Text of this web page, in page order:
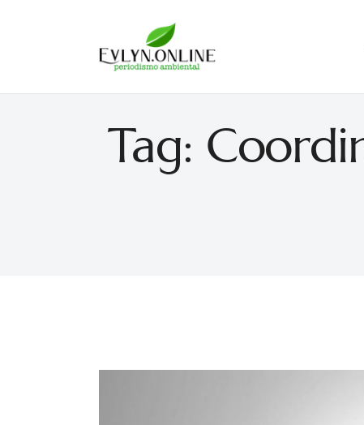
Tag:
Evlyn Online
Periodismo para autogobernarse